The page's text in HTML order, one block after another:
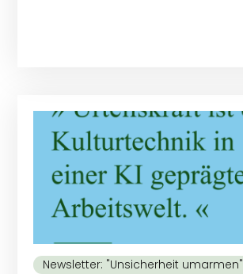
Newsletter: "Unsicherheit umarmen"